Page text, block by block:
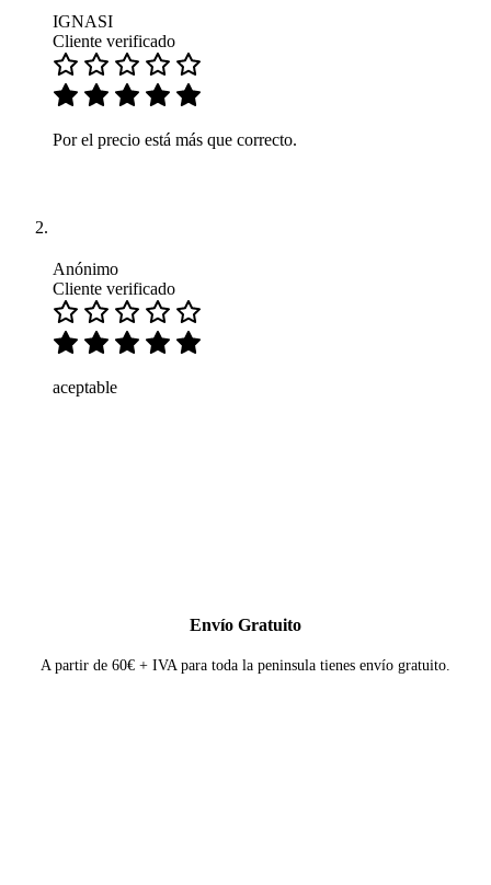
IGNASI
Cliente verificado
Por el precio está más que correcto.
Anónimo
Cliente verificado
aceptable
Envío Gratuito
A partir de 60€ + IVA para toda la peninsula tienes envío gratuito.